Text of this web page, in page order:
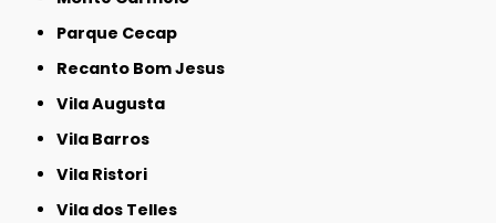
Parque Cecap
Recanto Bom Jesus
Vila Augusta
Vila Barros
Vila Ristori
Vila dos Telles